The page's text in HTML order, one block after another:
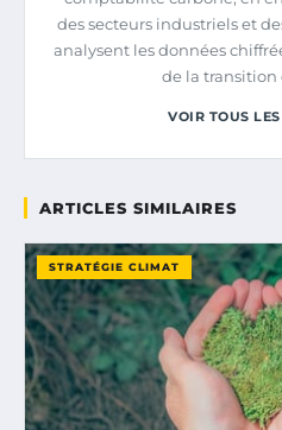
des secteurs industriels et
analysent les données
de la transition
VOIR TOUS
ARTICLES SIMILAIRES
STRATÉGIE CLIMAT